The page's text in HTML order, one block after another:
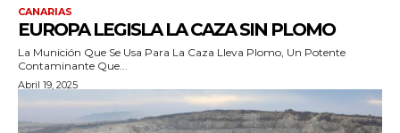
CANARIAS
EUROPA LEGISLA LA CAZA SIN PLOMO
La Munición Que Se Usa Para La Caza Lleva Plomo, Un Potente
Contaminante Que...
Abril 19, 2025